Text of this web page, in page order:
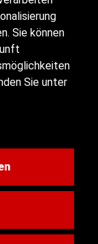
Sie können
Sie unter